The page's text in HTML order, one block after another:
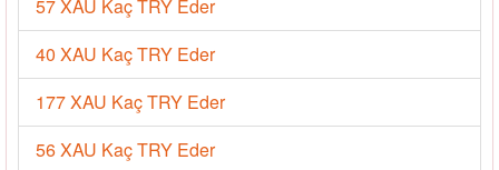
57 XAU Kaç TRY Eder
40 XAU Kaç TRY Eder
177 XAU Kaç TRY Eder
56 XAU Kaç TRY Eder